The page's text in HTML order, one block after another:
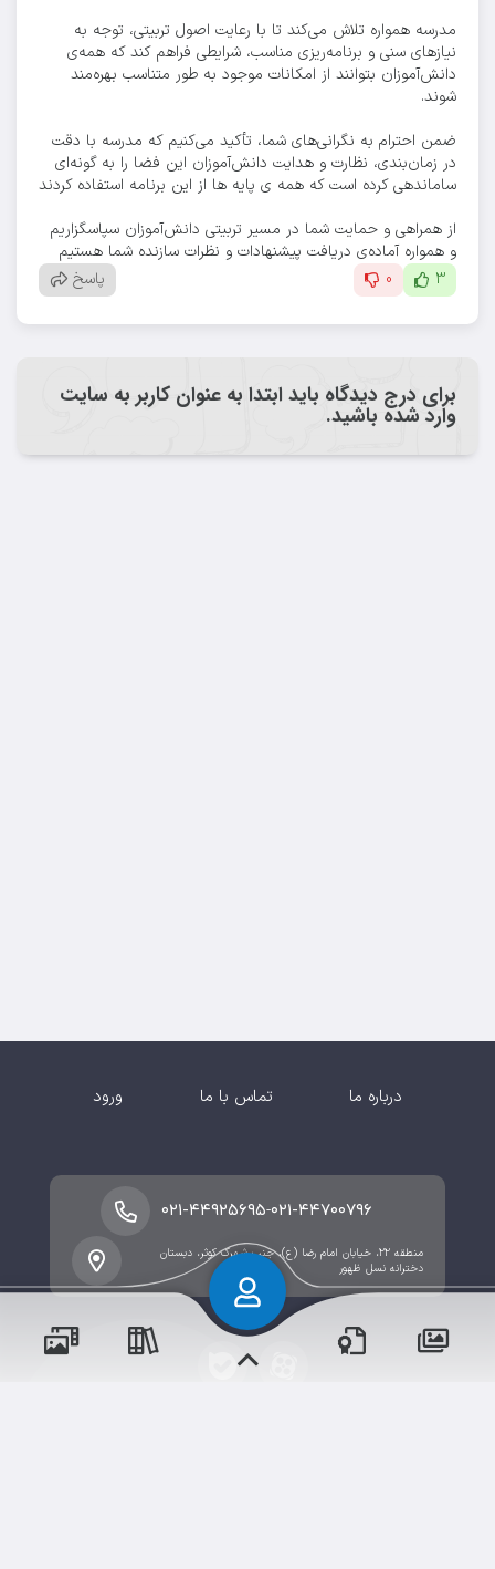
مدرسه همواره تلاش می‌کند تا با رعایت اصول تربیتی، توجه به
نیازهای سنی و برنامه‌ریزی مناسب، شرایطی فراهم کند که همه‌ی
دانش‌آموزان بتوانند از امکانات موجود به طور متناسب بهره‌مند
شوند.
ضمن احترام به نگرانی‌های شما، تأکید می‌کنیم که مدرسه با دقت
در زمان‌بندی، نظارت و هدایت دانش‌آموزان این فضا را به گونه‌ای
ساماندهی کرده است که همه ی پایه ها از این برنامه استفاده کردند
از همراهی و حمایت شما در مسیر تربیتی دانش‌آموزان سپاسگزاریم
و همواره آماده‌ی دریافت پیشنهادات و نظرات سازنده شما هستیم
3
0 پاسخ
برای درج دیدگاه باید ابتدا به عنوان کاربر به سایت
وارد شده باشید.
درباره ما تماس با ما ورود
منطقه ۲۲، خیابان امام رضا (ع)، جنب شهرک کوثر، دبستان
دخترانه نسل ظهور
۰۲۱-۴۴۷۰۰۷۹۶-۰۲۱-۴۴۹۲۵۶۹۵